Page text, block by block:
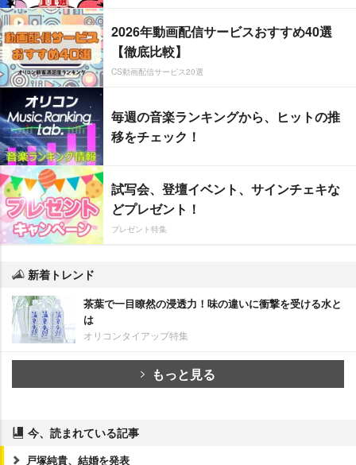
2026年動画配信サービスおすすめ40選
【徹底比較】
CS動画配信サービス20選
毎週の音楽ランキングから、ヒットの推
移をチェック！
試写会、登壇イベント、サインチェキな
どプレゼント！
プレゼント特集
新着トレンド
茶葉で一目瞭然の浸透力！味の違いに衝撃を受ける水と
は
オリコンタイアップ特集
もっと見る
今、読まれている記事
戸塚純貴、結婚を発表